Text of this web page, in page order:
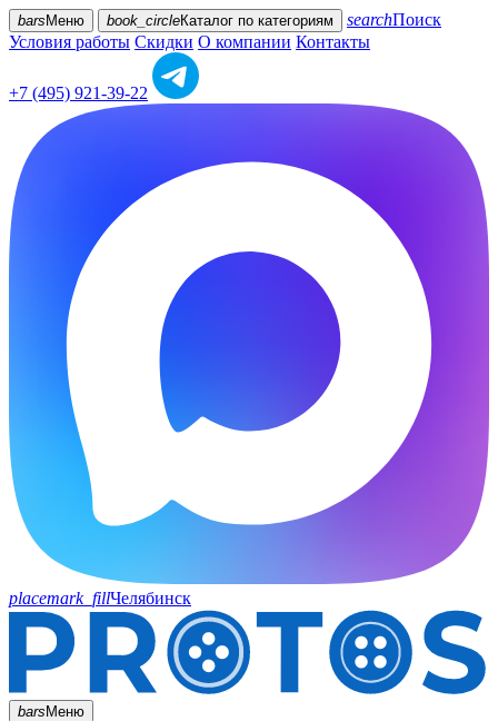
bars Меню book_circleКаталог по категориям searchПоиск
Условия работы Скидки О компании Контакты
+7 (495) 921-39-22
placemark_fillЧелябинск
barsМеню